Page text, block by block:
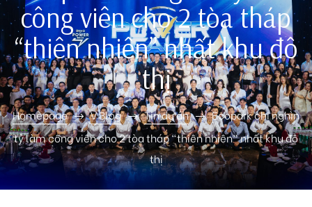
công viên cho 2 tòa tháp
“thiên nhiên” nhất khu đô
thị
Homepage V Blog Tin dự án
Ecopark chi nghìn
tỷ làm công viên cho 2 tòa tháp “thiên nhiên” nhất khu đô
thị